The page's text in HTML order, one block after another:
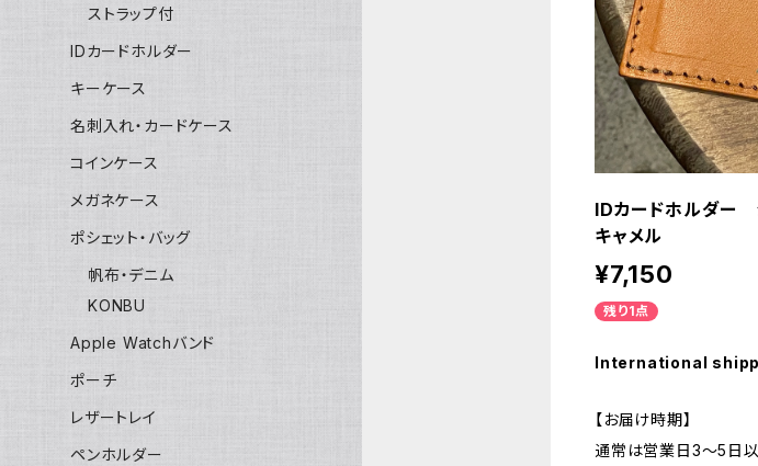
IDカードホルダー
キャメル
¥7,150
残り1点
International
【お届け時期】
通常は営業日3〜5日以
ストラップ付
IDカードホルダー
キーケース
名刺入れ・カードケース
コインケース
メガネケース
ポシェット・バッグ
帆布・デニム
KONBU
Apple Watchバンド
ポーチ
レザートレイ
ペンホルダー